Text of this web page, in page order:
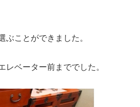
ぶことができました。
レベーター前まででした。